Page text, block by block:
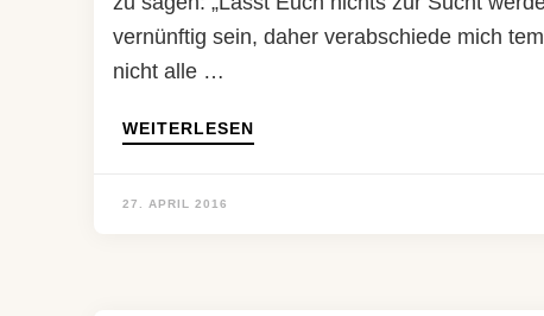
vernünftig sein, daher verabschiede mich
nicht alle …
WEITERLESEN
27. APRIL 2016